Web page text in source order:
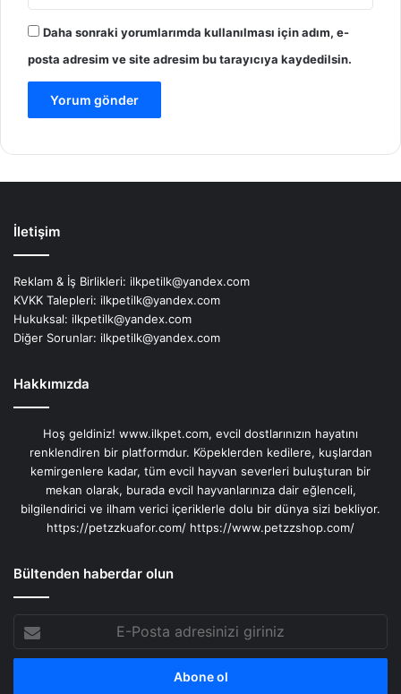
Daha sonraki yorumlarımda kullanılması için adım, e-
posta adresim ve site adresim bu tarayıcıya kaydedilsin.
İletişim
Reklam & İş Birlikleri: ilkpetilk@yandex.com
KVKK Talepleri: ilkpetilk@yandex.com
Hukuksal: ilkpetilk@yandex.com
Diğer Sorunlar: ilkpetilk@yandex.com
Hakkımızda
Hoş geldiniz! www.ilkpet.com, evcil dostlarınızın hayatını
renklendiren bir platformdur. Köpeklerden kedilere, kuşlardan
kemirgenlere kadar, tüm evcil hayvan severleri buluşturan bir
mekan olarak, burada evcil hayvanlarınıza dair eğlenceli,
bilgilendirici ve ilham verici içeriklerle dolu bir dünya sizi bekliyor.
https://petzzkuafor.com/ https://www.petzzshop.com/
Bültenden haberdar olun
E-
Posta
adresinizi